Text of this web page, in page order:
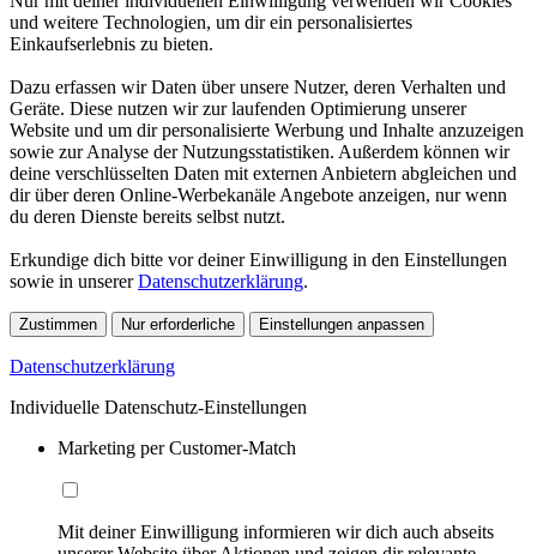
und weitere Technologien, um dir ein personalisiertes
Einkaufserlebnis zu bieten.
Dazu erfassen wir Daten über unsere Nutzer, deren Verhalten und
Geräte. Diese nutzen wir zur laufenden Optimierung unserer
Website und um dir personalisierte Werbung und Inhalte anzuzeigen
sowie zur Analyse der Nutzungsstatistiken. Außerdem können wir
deine verschlüsselten Daten mit externen Anbietern abgleichen und
dir über deren Online-Werbekanäle Angebote anzeigen, nur wenn
du deren Dienste bereits selbst nutzt.
Erkundige dich bitte vor deiner Einwilligung in den Einstellungen
sowie in unsererDatenschutzerklärung.
Zustimmen Nur erforderliche Einstellungen anpassen
Datenschutzerklärung
Individuelle Datenschutz-Einstellungen
Marketing per Customer-Match
Mit deiner Einwilligung informieren wir dich auch abseits